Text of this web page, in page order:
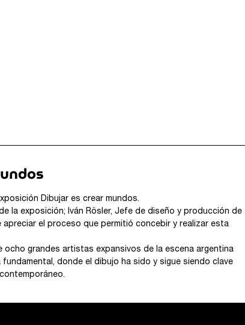
Dibujar es crear mundos.
la exposición; Iván Rösler, Jefe de diseño y producción de
el proceso que permitió concebir y realizar esta
grandes artistas expansivos de la escena argentina
donde el dibujo ha sido y sigue siendo clave